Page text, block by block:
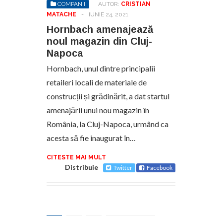
COMPANII AUTOR: CRISTIAN
MATACHE
- IUNIE 24, 2021
Hornbach amenajează
noul magazin din Cluj-
Napoca
Hornbach, unul dintre principalii
retaileri locali de materiale de
construcții și grădinărit, a dat startul
amenajării unui nou magazin în
România, la Cluj-Napoca, urmând ca
acesta să fie inaugurat în…
CITESTE MAI MULT
Distribuie Twitter Facebook